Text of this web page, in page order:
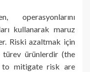
operasyonlarını
kullanarak maruz
Riski azaltmak için
türev ürünlerdir (the
to mitigate risk are